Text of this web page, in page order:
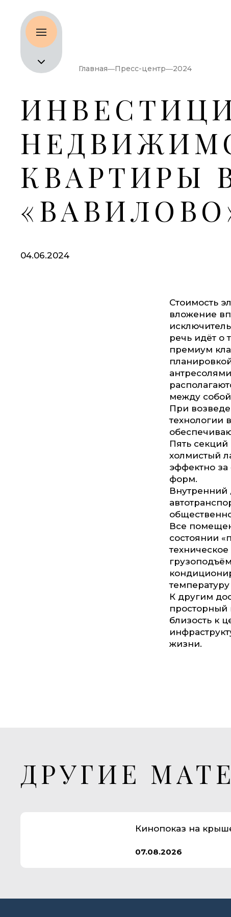
Главная Пресс-центр 2024
КВАРТИРЫ
04.06.2024
Стоимость
вложение
речь идёт о
премиум
между собой
При
технологии
Пять
холмистый
эффектно
форм.
Внутренний
Все
состоянии
К другим
просторный
близость к
жизни.
ДРУГИЕ
Кинопоказ на
07.08.2026